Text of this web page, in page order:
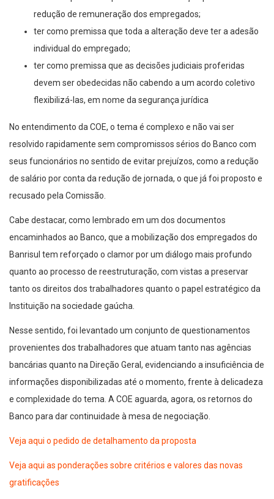
redução de remuneração dos empregados;
ter como premissa que toda a alteração deve ter a adesão
individual do empregado;
ter como premissa que as decisões judiciais proferidas
devem ser obedecidas não cabendo a um acordo coletivo
flexibilizá-las, em nome da segurança jurídica
No entendimento da COE, o tema é complexo e não vai ser
resolvido rapidamente sem compromissos sérios do Banco com
seus funcionários no sentido de evitar prejuízos, como a redução
de salário por conta da redução de jornada, o que já foi proposto e
recusado pela Comissão.
Cabe destacar, como lembrado em um dos documentos
encaminhados ao Banco, que a mobilização dos empregados do
Banrisul tem reforçado o clamor por um diálogo mais profundo
quanto ao processo de reestruturação, com vistas a preservar
tanto os direitos dos trabalhadores quanto o papel estratégico da
Instituição na sociedade gaúcha.
Nesse sentido, foi levantado um conjunto de questionamentos
provenientes dos trabalhadores que atuam tanto nas agências
bancárias quanto na Direção Geral, evidenciando a insuficiência de
informações disponibilizadas até o momento, frente à delicadeza
e complexidade do tema. A COE aguarda, agora, os retornos do
Banco para dar continuidade à mesa de negociação.
Veja aqui o pedido de detalhamento da proposta
Veja aqui as ponderações sobre critérios e valores das novas
gratificações